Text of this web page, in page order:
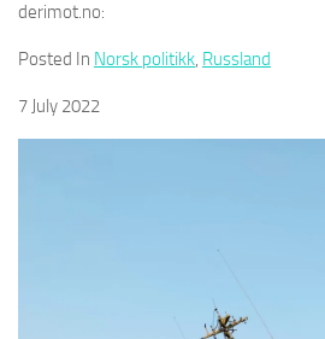
derimot.no:
Posted In Norsk politikk, Russland
7 July 2022